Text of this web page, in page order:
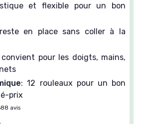
et flexible pour un bon
en place sans coller à la
convient pour les doigts, mains,
: 12 rouleaux pour un bon
prix
avis